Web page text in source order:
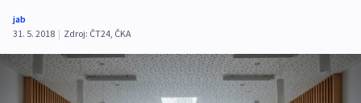
jab
31. 5. 2018 | Zdroj: ČT24, ČKA